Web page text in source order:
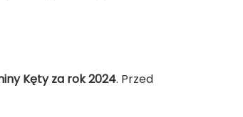
Kęty za rok 2024. Przed